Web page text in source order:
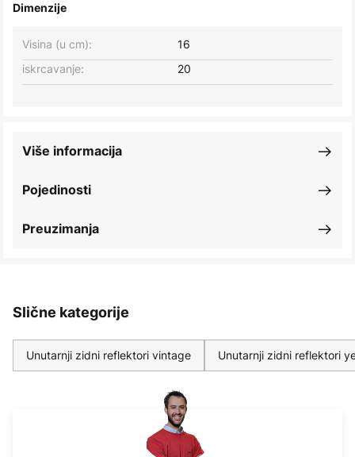
Dimenzije
Visina (u cm):
16
iskrcavanje:
20
Pojedinosti
Više informacija
Preuzimanja
Slične kategorije
Unutarnji zidni reflektori vintage Unutarnji zidni reflektori